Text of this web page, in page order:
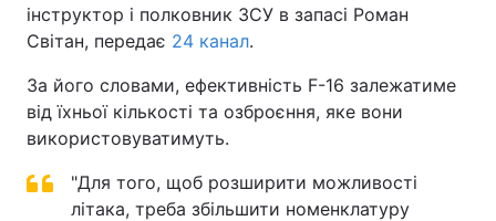
інструктор і полковник ЗСУ в запасі Роман
Світан, передає 24 канал.
За його словами, ефективність F-16 залежатиме
від їхньої кількості та озброєння, яке вони
використовуватимуть.
"Для того, щоб розширити можливості
літака, треба збільшити номенклатуру